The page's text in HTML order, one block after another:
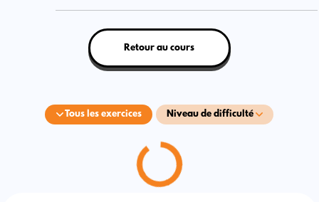
Tous les exercices Niveau de difficulté
Retour au cours